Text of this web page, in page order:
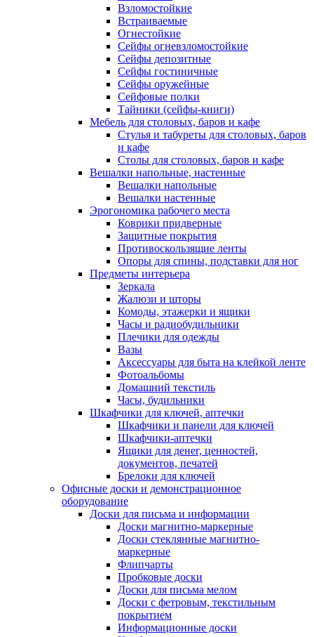
Взломостойкие
Встраиваемые
Огнестойкие
Сейфы огневзломостойкие
Сейфы депозитные
Сейфы гостиничные
Сейфы оружейные
Сейфовые полки
Тайники (сейфы-книги)
Мебель для столовых, баров и кафе
Стулья и табуреты для столовых, баров
и кафе
Столы для столовых, баров и кафе
Вешалки напольные, настенные
Вешалки напольные
Вешалки настенные
Эрогономика рабочего места
Коврики придверные
Защитные покрытия
Противоскользящие ленты
Опоры для спины, подставки для ног
Предметы интерьера
Зеркала
Жалюзи и шторы
Комоды, этажерки и ящики
Часы и радиобудильники
Плечики для одежды
Вазы
Аксессуары для быта на клейкой ленте
Фотоальбомы
Домашний текстиль
Часы, будильники
Шкафчики для ключей, аптечки
Шкафчики и панели для ключей
Шкафчики-аптечки
Ящики для денег, ценностей,
документов, печатей
Брелоки для ключей
Офисные доски и демонстрационное
оборудование
Доски для письма и информации
Доски магнитно-маркерные
Доски стеклянные магнитно-
маркерные
Флипчарты
Пробковые доски
Доски для письма мелом
Доски с фетровым, текстильным
покрытием
Информационные доски